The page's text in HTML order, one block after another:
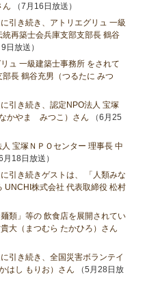
ん （7月16日放送）
引き続き、アトリエグリュ 一級
再築士会兵庫支部支部長 鶴谷
日放送）
ュ 一級建築士事務所 をされて
長 鶴谷充男（つるたに みつ
引き続き、認定NPO法人 宝塚
かやま みつこ）さん （6月25
宝塚ＮＰＯセンター 理事長 中
月18日放送）
引き続きゲストは、 「人類みな
UNCHI株式会社 代表取締役 松村
類」等の 飲食店を展開されてい
大（まつむら たかひろ）さん
引き続き、全国災害ボランテイ
はし もりお）さん （5月28日放